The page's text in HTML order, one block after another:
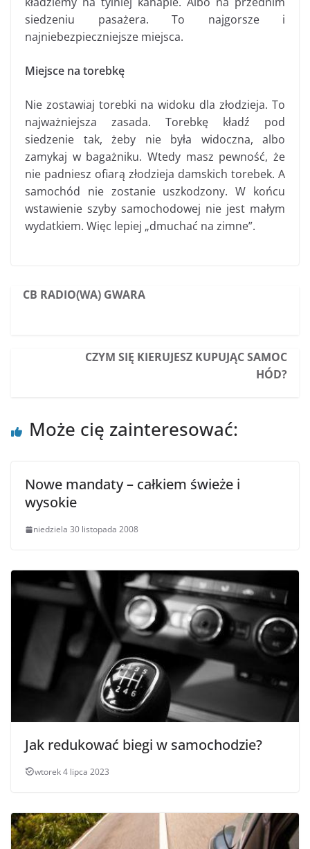
siedzeniu pasażera. To najgorsze i
najniebezpieczniejsze miejsca.
Miejsce na torebkę
Nie zostawiaj torebki na widoku dla złodzieja. To
najważniejsza zasada. Torebkę kładź pod
siedzenie tak, żeby nie była widoczna, albo
zamykaj w bagażniku. Wtedy masz pewność, że
nie padniesz ofiarą złodzieja damskich torebek. A
samochód nie zostanie uszkodzony. W końcu
wstawienie szyby samochodowej nie jest małym
wydatkiem. Więc lepiej „dmuchać na zimne”.
CB RADIO(WA) GWARA
CZYM SIĘ KIERUJESZ KUPUJĄC SAMOC
HÓD?
Może cię zainteresować:
Nowe mandaty – całkiem świeże i
wysokie
niedziela 30 listopada 2008
Jak redukować biegi w samochodzie?
wtorek 4 lipca 2023